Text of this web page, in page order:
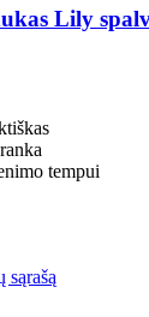
Lily
tempui
sąrašą